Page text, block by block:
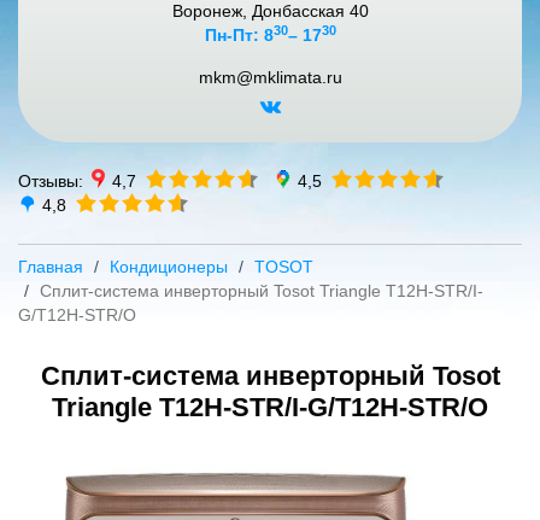
Воронеж, Донбасская 40
Пн-Пт: 830– 1730
mkm@mklimata.ru
Отзывы: 4,7
4,5
4,8
Главная Кондиционеры
TOSOT
Сплит-система инверторный Tosot Triangle T12H-STR/I-
G/T12H-STR/O
Сплит-система инверторный Tosot
Triangle T12H-STR/I-G/T12H-STR/O